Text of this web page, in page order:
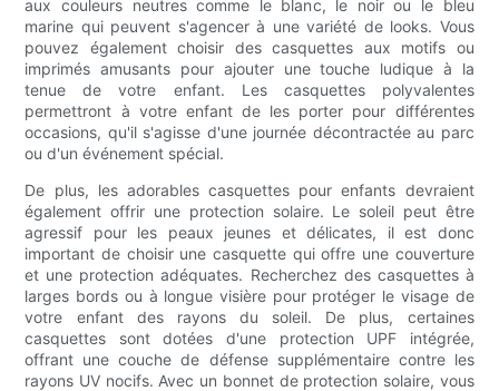
aux couleurs neutres comme le blanc, le noir ou le bleu
marine qui peuvent s'agencer à une variété de looks. Vous
pouvez également choisir des casquettes aux motifs ou
imprimés amusants pour ajouter une touche ludique à la
tenue de votre enfant. Les casquettes polyvalentes
permettront à votre enfant de les porter pour différentes
occasions, qu'il s'agisse d'une journée décontractée au parc
ou d'un événement spécial.
De plus, les adorables casquettes pour enfants devraient
également offrir une protection solaire. Le soleil peut être
agressif pour les peaux jeunes et délicates, il est donc
important de choisir une casquette qui offre une couverture
et une protection adéquates. Recherchez des casquettes à
larges bords ou à longue visière pour protéger le visage de
votre enfant des rayons du soleil. De plus, certaines
casquettes sont dotées d'une protection UPF intégrée,
offrant une couche de défense supplémentaire contre les
rayons UV nocifs. Avec un bonnet de protection solaire, vous